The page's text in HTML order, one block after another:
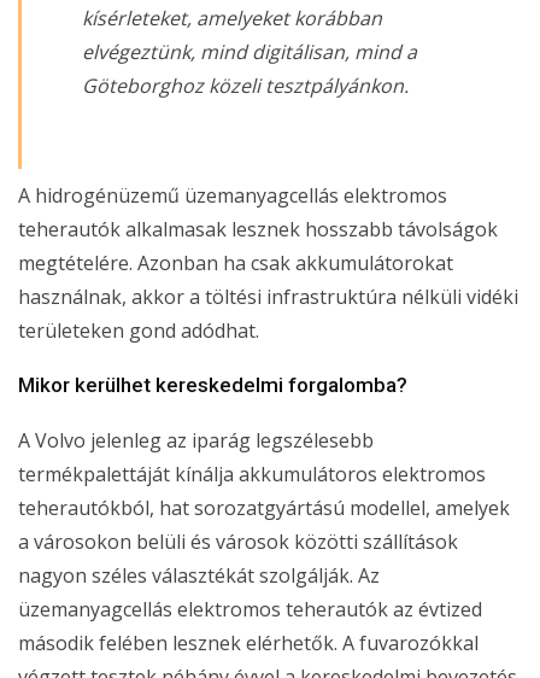
kísérleteket, amelyeket korábban
elvégeztünk, mind digitálisan, mind a
Göteborghoz közeli tesztpályánkon.
A hidrogénüzemű üzemanyagcellás elektromos
teherautók alkalmasak lesznek hosszabb távolságok
megtételére. Azonban ha csak akkumulátorokat
használnak, akkor a töltési infrastruktúra nélküli vidéki
területeken gond adódhat.
Mikor kerülhet kereskedelmi forgalomba?
A Volvo jelenleg az iparág legszélesebb
termékpalettáját kínálja akkumulátoros elektromos
teherautókból, hat sorozatgyártású modellel, amelyek
a városokon belüli és városok közötti szállítások
nagyon széles választékát szolgálják. Az
üzemanyagcellás elektromos teherautók az évtized
második felében lesznek elérhetők. A fuvarozókkal